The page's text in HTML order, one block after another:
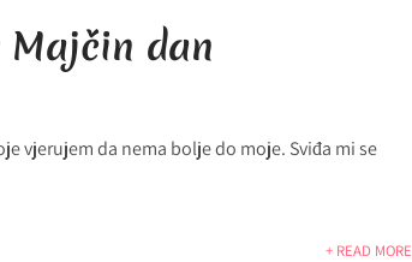
Majčin dan
vjerujem da nema bolje do moje. Sviđa mi se
+ READ MORE